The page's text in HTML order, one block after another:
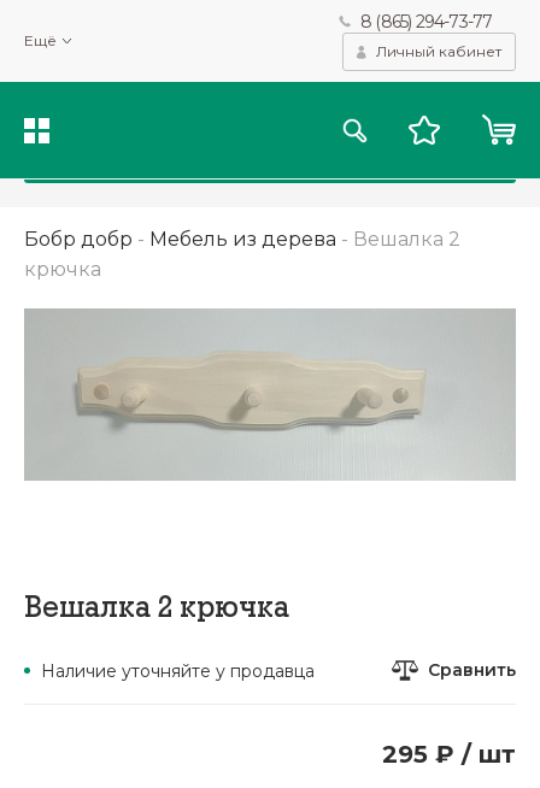
Ещё
8 (865) 294-73-77
Личный кабинет
Бобр добр - Мебель из дерева - Вешалка 2
крючка
Вешалка 2 крючка
Наличие уточняйте у продавца Сравнить
295 ₽ / шт
Мы используем файлы cookie и другие подобные технологии
для получения данных с целью сбора статистики, повышения
качества рекомендаций и предоставления вам возможности
персонализированного просмотра.Подробнее